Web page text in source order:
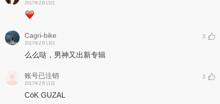
2017年2月15日
Cagri-bike
2017年2月13日
3
么么哒，男神又出新专辑
账号已注销
2017年2月11日
3
CöK GUZAL